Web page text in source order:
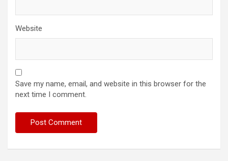
Website
Save my name, email, and website in this browser for the
next time I comment.